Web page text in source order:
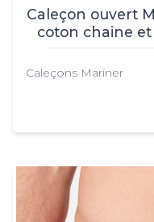
Caleçon ouvert
coton chaine et
Mariner, ,
Caleçons Mariner